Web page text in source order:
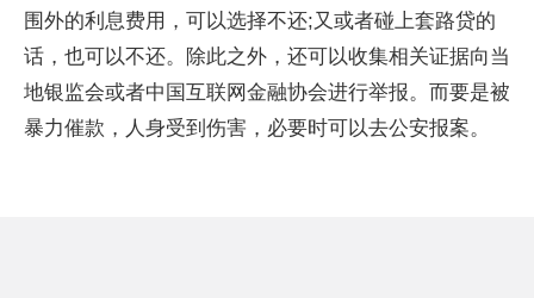
围外的利息费用，可以选择不还;又或者碰上套路贷的
话，也可以不还。除此之外，还可以收集相关证据向当
地银监会或者中国互联网金融协会进行举报。而要是被
暴力催款，人身受到伤害，必要时可以去公安报案。